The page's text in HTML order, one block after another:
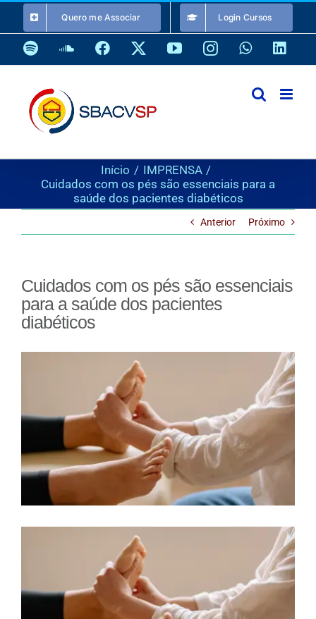
o
conteúdo
Quero me Associar Login Cursos
SpotifySoundCloud
Facebook YouTubeInstagramWhatsApp
Início
IMPRENSA
Cuidados com os pés são essenciais para a
saúde dos pacientes diabéticos
Anterior Próximo
Cuidados com os pés são essenciais
para a saúde dos pacientes
diabéticos